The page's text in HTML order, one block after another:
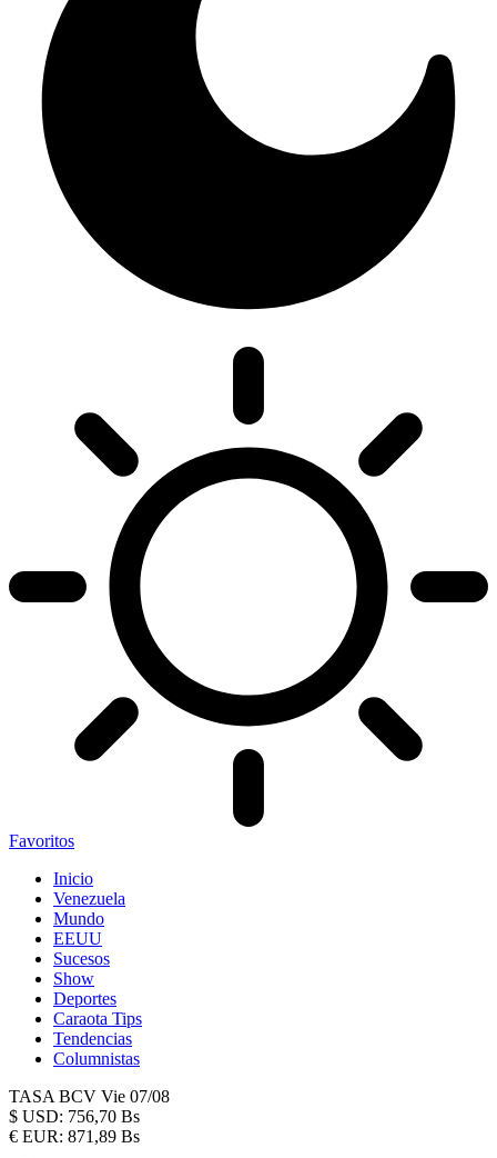
Favoritos
Inicio
Venezuela
Mundo
EEUU
Sucesos
Show
Deportes
Caraota Tips
Tendencias
Columnistas
TASA BCV Vie 07/08
$ USD: 756,70 Bs
€ EUR: 871,89 Bs